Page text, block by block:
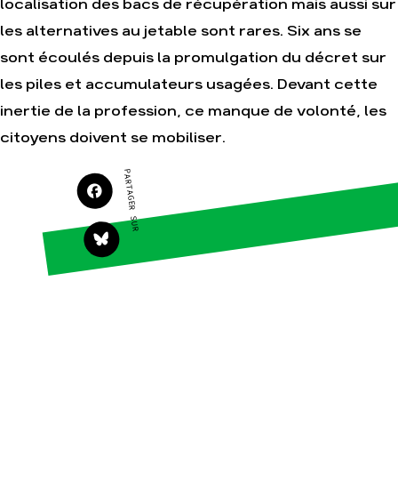
Transmettre tout ou
partie de son
patrimoine
Télécharger
gratuitement les
Forêts
Actualités
Espace presse
Publications
Contact
localisation des bacs de récupération mais aussi sur
les alternatives au jetable sont rares. Six ans se
sont écoulés depuis la promulgation du décret sur
les piles et accumulateurs usagées. Devant cette
inertie de la profession, ce manque de volonté, les
citoyens doivent se mobiliser.
PARTAGER SUR